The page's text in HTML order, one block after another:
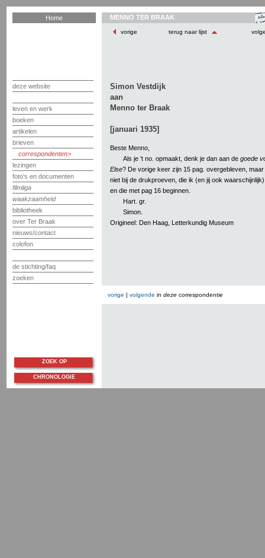
Home
deze website
leven en werk
boeken
artikelen
brieven
correspondenten
lezingen
foto's en documenten
filmliga
waakzaamheid
bibliotheek
over Ter Braak
nieuws/contact
colofon
de stichting/faq
zoeken
MENNO TER BRAAK
vorige terug naar lijst
Simon Vestdijk
aan
Menno ter Braak
[januari 1935]
Beste Menno,
Als je 't no. opmaakt, denk je dan aan de goede
Else? De vorige keer zijn 15 pag. overgebleven,
niet bij de drukproeven, die ik (en jij ook
en die met pag 16 beginnen.
Hart. gr.
Simon.
Origineel: Den Haag, Letterkundig Museum
vorige | volgende in deze correspondentie
ZOEK OP
CHRONOLOGIE